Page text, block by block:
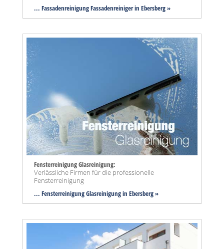
... Fassadenreinigung Fassadenreiniger in Ebersberg »
Fensterreinigung Glasreinigung:
Verlässliche Firmen für die professionelle
Fensterreinigung
... Fensterreinigung Glasreinigung in Ebersberg »